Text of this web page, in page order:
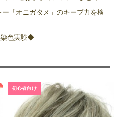
「オニガタメ」のキープ力を検
染色実験◆
初心者向け